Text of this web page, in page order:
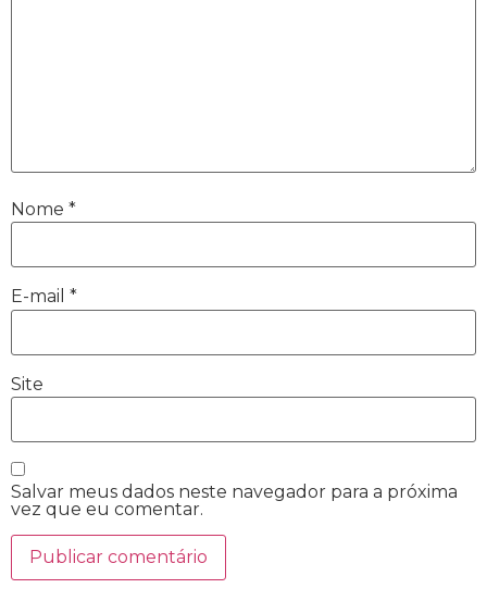
Nome *
E-mail *
Site
Salvar meus dados neste navegador para a próxima
vez que eu comentar.